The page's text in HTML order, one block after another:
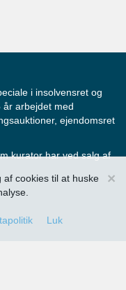
×
af cookies til at huske
Luk
i insolvensret og
år arbejdet med
ejendomsret
kurator har ved salg af